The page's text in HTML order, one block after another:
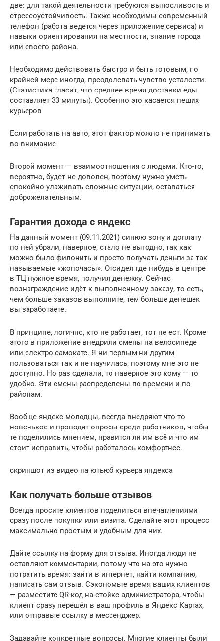
две: для такой деятельности требуются выносливость и
стрессоустойчивость. Также необходимы современный
телефон (работа ведется через приложение сервиса) и
навыки ориентирования на местности, знание города
или своего района.
Необходимо действовать быстро и быть готовым, по
крайней мере иногда, преодолевать чувство усталости.
(Статистика гласит, что среднее время доставки еды
составляет 33 минуты). Особенно это касается пеших
курьеров
Если работать на авто, этот фактор можно не принимать
во внимание
Второй момент — взаимоотношения с людьми. Кто-то,
вероятно, будет не доволен, поэтому нужно уметь
спокойно улаживать сложные ситуации, оставаться
доброжелательным.
Гарантия дохода с яндекс
На данный момент (09.11.2021) синюю зону и доплату
по ней убрали, наверное, стало не выгодно, так как
можно было филонить и просто получать деньги за так
называемые «жопочасы». Отсидел где нибудь в центре
в ТЦ нужное время, получил денежку. Сейчас
вознаграждение идёт к выполненному заказу, то есть,
чем больше заказов выполните, тем больше денешек
вы заработаете.
В принципе, логично, кто не работает, тот не ест. Кроме
этого в приложение внедрили смены на велосипеде
или электро самокате. Я ни первым ни другим
пользоваться так и не научилась, поэтому мне это не
доступно. Но раз сделали, то наверное это кому — то
удобно. Эти смены распределены по времени и по
районам.
Вообще яндекс молодцы, всегда внедряют что-то
новенькое и проводят опросы среди работников, чтобы
те поделились мнением, нравится ли им всё и что им
стоит исправить, чтобы работалось комфортнее.
скриншот из видео на ютьюб курьера яндекса
Как получать больше отзывов
Всегда просите клиентов поделиться впечатлениями
сразу после покупки или визита. Сделайте этот процесс
максимально простым и удобным для них.
Дайте ссылку на форму для отзыва. Иногда люди не
оставляют комментарии, потому что на это нужно
потратить время: зайти в интернет, найти компанию,
написать сам отзыв. Сэкономьте время ваших клиентов
— разместите QR-код на стойке администратора, чтобы
клиент сразу перешёл в ваш профиль в Яндекс Картах,
или отправьте ссылку в мессенджер.
Задавайте конкретные вопросы. Многие клиенты были